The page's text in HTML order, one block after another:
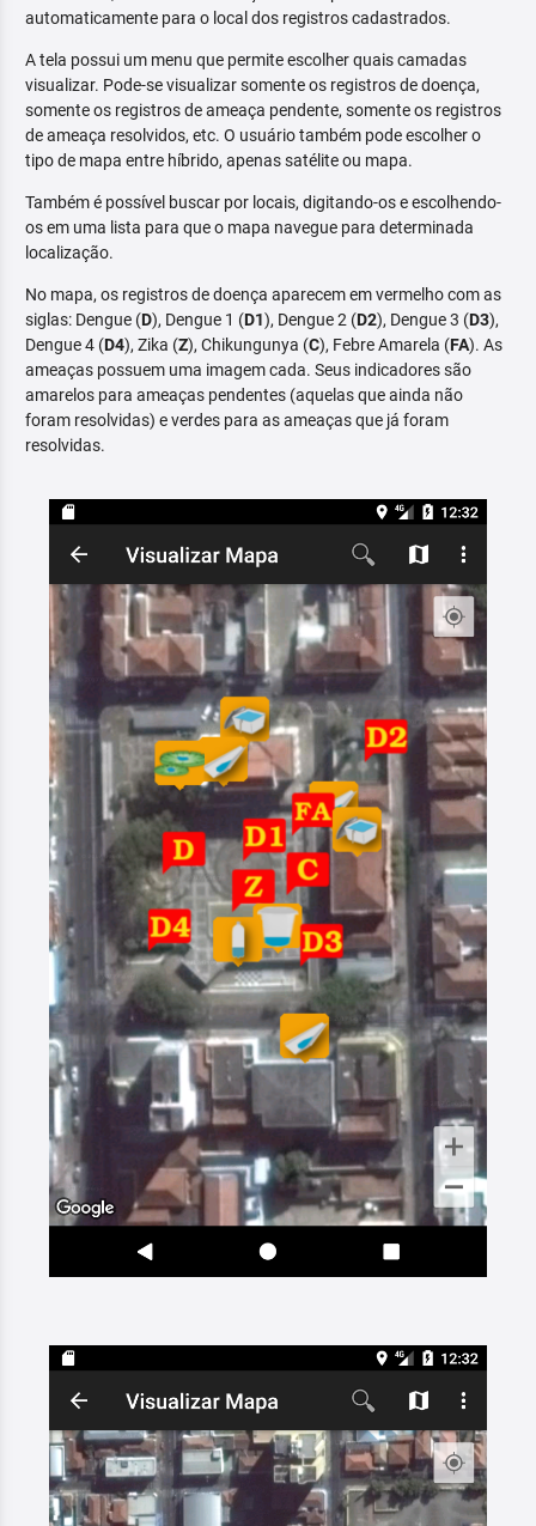
automaticamente para o local dos registros cadastrados.
A tela possui um menu que permite escolher quais camadas
visualizar. Pode-se visualizar somente os registros de doença,
somente os registros de ameaça pendente, somente os registros
de ameaça resolvidos, etc. O usuário também pode escolher o
tipo de mapa entre híbrido, apenas satélite ou mapa.
Também é possível buscar por locais, digitando-os e escolhendo-
os em uma lista para que o mapa navegue para determinada
localização.
No mapa, os registros de doença aparecem em vermelho com as
siglas: Dengue (D), Dengue 1 (D1), Dengue 2 (D2), Dengue 3 (D3),
Dengue 4 (D4), Zika (Z), Chikungunya (C), Febre Amarela (FA). As
ameaças possuem uma imagem cada. Seus indicadores são
amarelos para ameaças pendentes (aquelas que ainda não
foram resolvidas) e verdes para as ameaças que já foram
resolvidas.